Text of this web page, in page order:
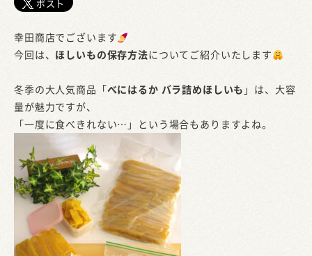
ポスト
幸田商店でございます
今回は、 ほしいもの保存方法についてご紹介いたします
冬季の大人気商品「べにはるか バラ詰めほしいも 」は、大容
量が魅力ですが、
「一度に食べきれない…」という場合もありますよね。